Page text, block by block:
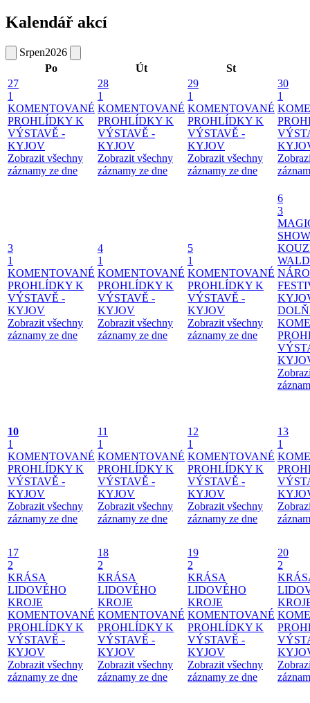
Kalendář akcí
Srpen2026
Po
Út
St
27
1
KOMENTOVANÉ
PROHLÍDKY K
VÝSTAVĚ -
KYJOV
Zobrazit všechny
záznamy ze dne
28
1
KOMENTOVANÉ
PROHLÍDKY K
VÝSTAVĚ -
KYJOV
Zobrazit všechny
záznamy ze dne
29
1
KOMENTOVANÉ
PROHLÍDKY K
VÝSTAVĚ -
KYJOV
Zobrazit všechny
záznamy ze dne
30
1
3
1
KOMENTOVANÉ
PROHLÍDKY K
VÝSTAVĚ -
KYJOV
Zobrazit všechny
záznamy ze dne
4
1
KOMENTOVANÉ
PROHLÍDKY K
VÝSTAVĚ -
KYJOV
Zobrazit všechny
záznamy ze dne
5
1
KOMENTOVANÉ
PROHLÍDKY K
VÝSTAVĚ -
KYJOV
Zobrazit všechny
záznamy ze dne
6
3
10
1
KOMENTOVANÉ
PROHLÍDKY K
VÝSTAVĚ -
KYJOV
Zobrazit všechny
záznamy ze dne
11
1
KOMENTOVANÉ
PROHLÍDKY K
VÝSTAVĚ -
KYJOV
Zobrazit všechny
záznamy ze dne
12
1
KOMENTOVANÉ
PROHLÍDKY K
VÝSTAVĚ -
KYJOV
Zobrazit všechny
záznamy ze dne
13
1
17
2
KRÁSA
LIDOVÉHO
KROJE
KOMENTOVANÉ
PROHLÍDKY K
VÝSTAVĚ -
KYJOV
Zobrazit všechny
záznamy ze dne
18
2
KRÁSA
LIDOVÉHO
KROJE
KOMENTOVANÉ
PROHLÍDKY K
VÝSTAVĚ -
KYJOV
Zobrazit všechny
záznamy ze dne
19
2
KRÁSA
LIDOVÉHO
KROJE
KOMENTOVANÉ
PROHLÍDKY K
VÝSTAVĚ -
KYJOV
Zobrazit všechny
záznamy ze dne
20
2